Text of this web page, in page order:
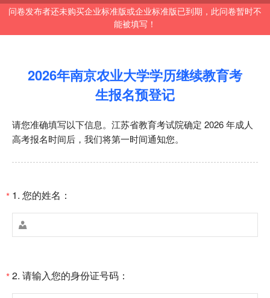
问卷发布者还未购买企业标准版或企业标准版已到期，此问卷暂时不
能被填写！
2026年南京农业大学学历继续教育考
生报名预登记
请您准确填写以下信息。江苏省教育考试院确定 2026 年成人
高考报名时间后，我们将第一时间通知您。
* 1. 您的姓名：

*2. 请输入您的身份证号码：